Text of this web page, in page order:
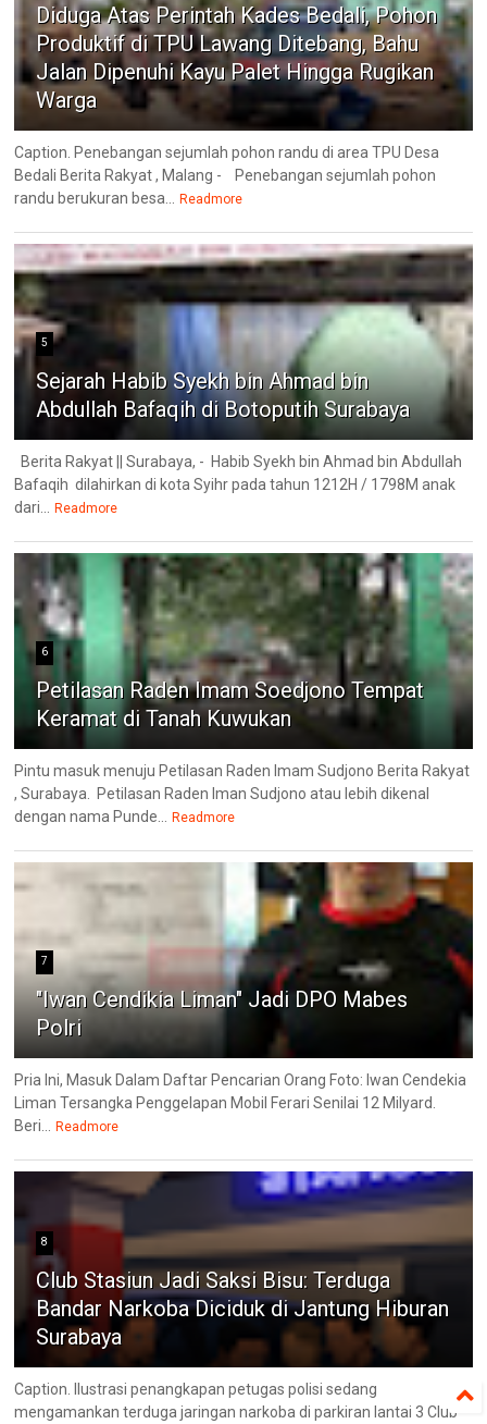
Diduga Atas Perintah Kades Bedali, Pohon
Produktif di TPU Lawang Ditebang, Bahu
Jalan Dipenuhi Kayu Palet Hingga Rugikan
Warga
Caption. Penebangan sejumlah pohon randu di area TPU Desa
Bedali Berita Rakyat , Malang - Penebangan sejumlah pohon
randu berukuran besa...
Readmore
5
Sejarah Habib Syekh bin Ahmad bin
Abdullah Bafaqih di Botoputih Surabaya
Berita Rakyat || Surabaya, - Habib Syekh bin Ahmad bin Abdullah
Bafaqih dilahirkan di kota Syihr pada tahun 1212H / 1798M anak
dari...
Readmore
6
Petilasan Raden Imam Soedjono Tempat
Keramat di Tanah Kuwukan
Pintu masuk menuju Petilasan Raden Imam Sudjono Berita Rakyat
, Surabaya. Petilasan Raden Iman Sudjono atau lebih dikenal
dengan nama Punde...
Readmore
7
"Iwan Cendikia Liman" Jadi DPO Mabes
Polri
Pria Ini, Masuk Dalam Daftar Pencarian Orang Foto: Iwan Cendekia
Liman Tersangka Penggelapan Mobil Ferari Senilai 12 Milyard.
Beri...
Readmore
8
Club Stasiun Jadi Saksi Bisu: Terduga
Bandar Narkoba Diciduk di Jantung Hiburan
Surabaya
Caption. Ilustrasi penangkapan petugas polisi sedang
mengamankan terduga jaringan narkoba di parkiran lantai 3 Club